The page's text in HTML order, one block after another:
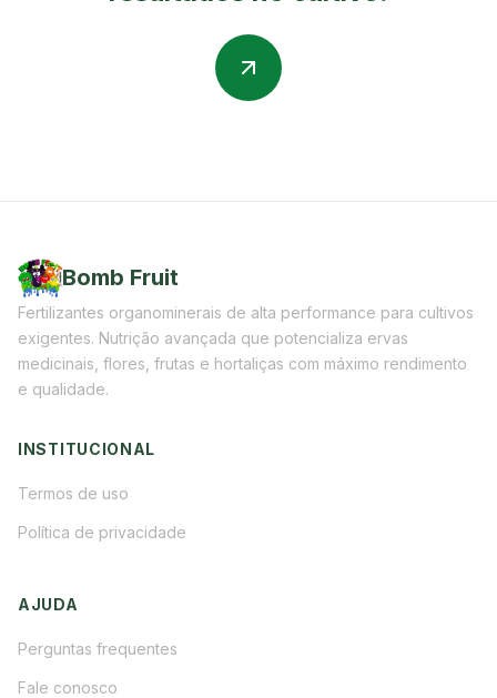
Bomb Fruit
Fertilizantes organominerais de alta performance para cultivos
exigentes. Nutrição avançada que potencializa ervas
medicinais, flores, frutas e hortaliças com máximo rendimento
e qualidade.
INSTITUCIONAL
Termos de uso
Política de privacidade
AJUDA
Perguntas frequentes
Fale conosco